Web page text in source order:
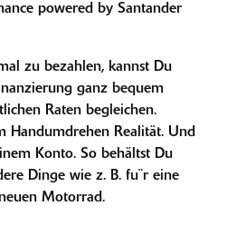
powered by Santander
zu bezahlen, kannst Du
ganz bequem
Raten begleichen.
Handumdrehen Realität. Und
Konto. So behältst Du
Dinge wie z. B. fu¨r eine
Motorrad.